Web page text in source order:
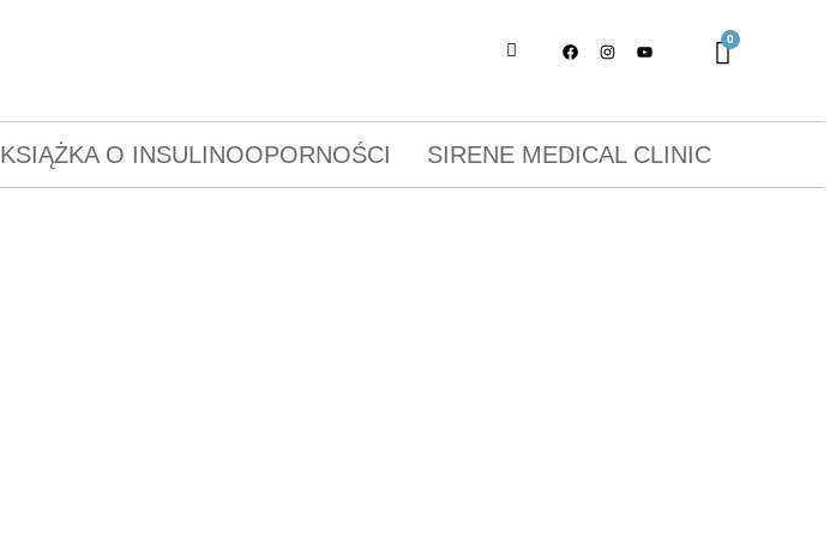
KSIĄŻKA O INSULINOOPORNOŚCI SIRENE MEDICAL CLINIC